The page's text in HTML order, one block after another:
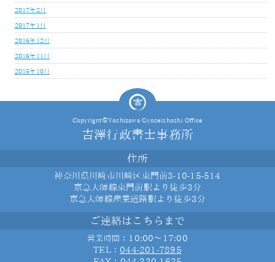
2017年2月
2017年1月
2016年12月
2016年11月
2015年10月
Copyrignt©Yoshizawa Gyoseishoshi Office
吉澤行政書士事務所
住所
神奈川県川崎市川崎区東門前3-10-15-514
京急大師線東門前駅より徒歩3分
京急大師線産業道路駅より徒歩3分
ご連絡はこちらまで
営業時間
：10:00～17:00
TEL： 044-201-7895